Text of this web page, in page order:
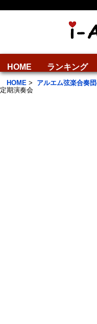
HOME ランキング
HOME > アルエム弦楽合奏
定期演奏会